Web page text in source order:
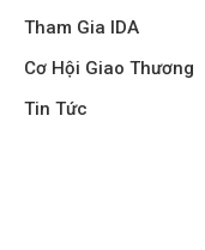
Tham Gia IDA
Cơ Hội Giao Thương
Tin Tức